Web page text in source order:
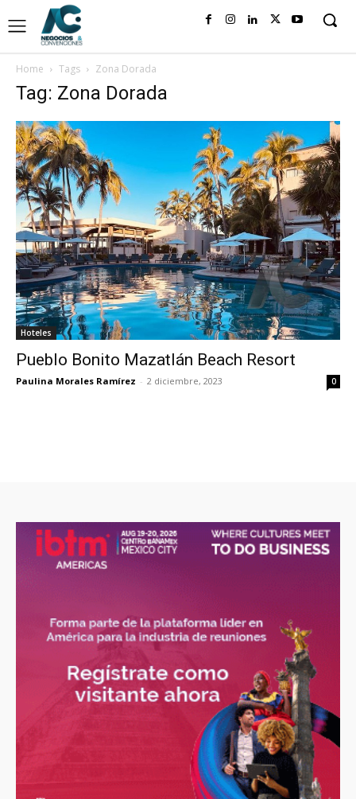
Home Tags Zona Dorada
Tag: Zona Dorada
Hoteles
Pueblo Bonito Mazatlán Beach Resort
Paulina Morales Ramírez - 2 diciembre, 2023 0